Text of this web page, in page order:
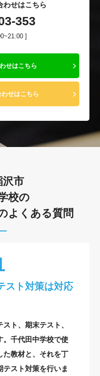
わせはこちら
353
]
せはこちら
せはこちら
沢市
校の
よくある質問
スト対策は対応
ト、期末テスト、
。千代田中学校で使
た教材と、それを丁
スト対策を行いま